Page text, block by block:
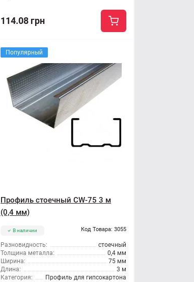
114.08 грн
Популярный
Профиль стоечный CW-75 3 м
(0,4 мм)
В наличии Код Товара: 3055
Разновидность:
стоечный
Толщина металла:
0,4 мм
Ширина:
75 мм
Длина:
3 м
Категория:
Профиль для гипсокартона